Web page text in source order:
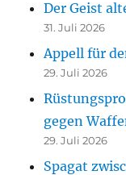
Der Geist
31. Juli 2026
Appell für
29. Juli 2026
gegen
29. Juli 2026
Spagat